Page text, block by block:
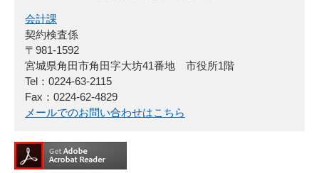
会計課
契約検査係
〒981-1592
宮城県角田市角田字大坊41番地 市役所1階
Tel：0224-63-2115
Fax：0224-62-4829
メールでのお問い合わせはこちら